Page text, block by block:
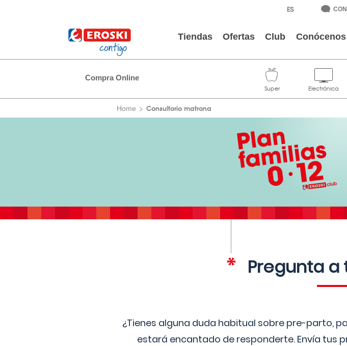
Tiendas Ofertas Club Conócenos
Compra Online
Home Consultorio matrona
Pregunta
¿Tienes alguna duda habitual sobre pre-parto,
estará encantado de responderte. Envía